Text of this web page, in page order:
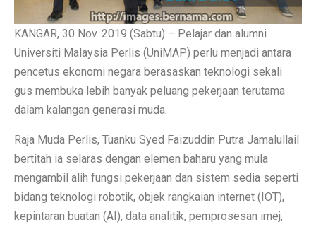
KANGAR, 30 Nov. 2019 (Sabtu) – Pelajar dan alumni
Universiti Malaysia Perlis (UniMAP) perlu menjadi antara
pencetus ekonomi negara berasaskan teknologi sekali
gus membuka lebih banyak peluang pekerjaan terutama
dalam kalangan generasi muda.
Raja Muda Perlis, Tuanku Syed Faizuddin Putra Jamalullail
bertitah ia selaras dengan elemen baharu yang mula
mengambil alih fungsi pekerjaan dan sistem sedia seperti
bidang teknologi robotik, objek rangkaian internet (IOT),
kepintaran buatan (AI), data analitik, pemprosesan imej,